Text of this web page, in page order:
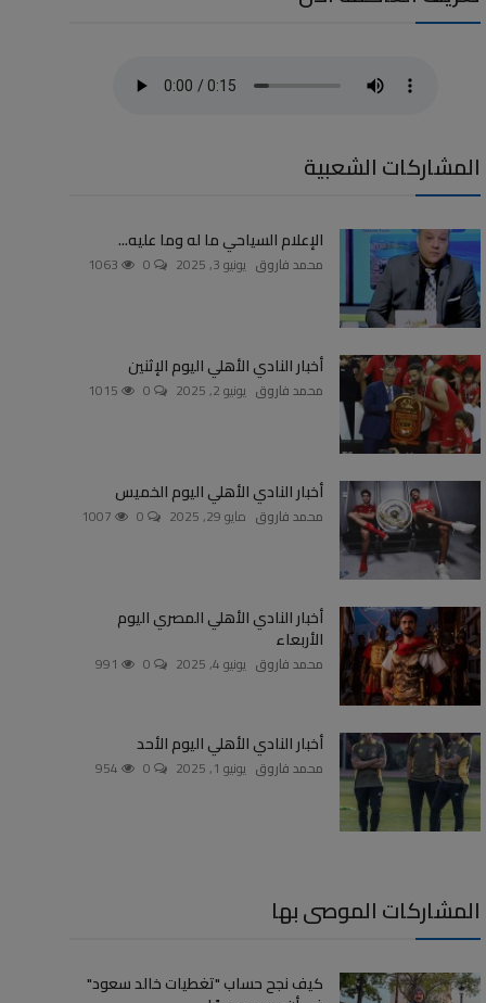
المشاركات الشعبية
الإعلام السياحي ما له وما عليه...
محمد فاروق يونيو 3, 2025 0
1063
أخبار النادي الأهلي اليوم الإثنين
محمد فاروق يونيو 2, 2025 0
1015
أخبار النادي الأهلي اليوم الخميس
محمد فاروق مايو 29, 2025 0
1007
أخبار النادي الأهلي المصري اليوم
الأربعاء
محمد فاروق يونيو 4, 2025 0
991
أخبار النادي الأهلي اليوم الأحد
محمد فاروق يونيو 1, 2025 0
954
المشاركات الموصى بها
كيف نجح حساب "تغطيات خالد سعود"